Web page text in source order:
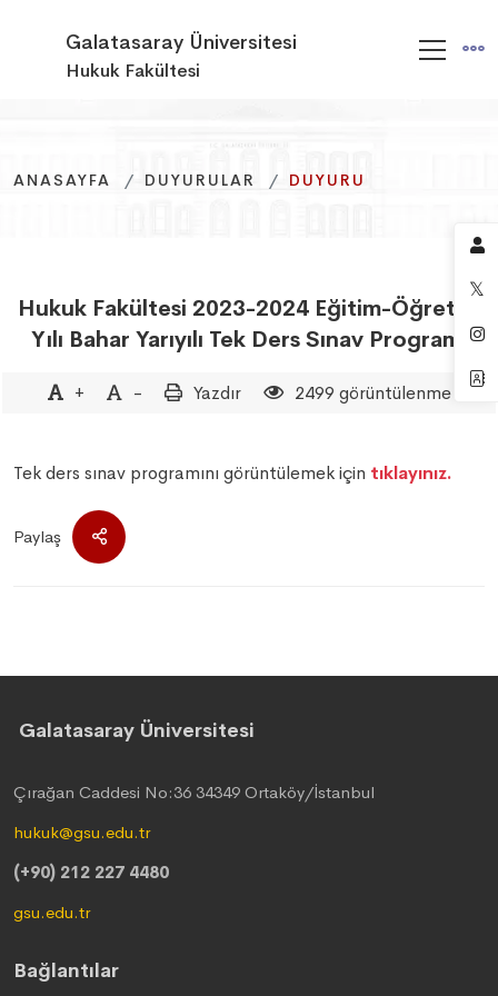
Galatasaray Üniversitesi
Hukuk Fakültesi
ANASAYFA DUYURULAR DUYURU
ANASAYFA DUYURULAR DUYURU
ANASAYFA DUYURULAR DUYURU
Hukuk Fakültesi 2023-2024 Eğitim-Öğretim
Yılı Bahar Yarıyılı Tek Ders Sınav Programı
+ - Yazdır 2499 görüntülenme
Tek ders sınav programını görüntülemek için tıklayınız.
Paylaş
Galatasaray Üniversitesi
Çırağan Caddesi No:36 34349 Ortaköy/İstanbul
hukuk@gsu.edu.tr
(+90) 212 227 4480
gsu.edu.tr
Bağlantılar